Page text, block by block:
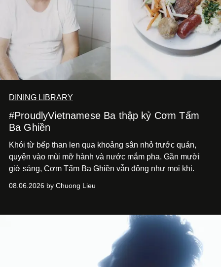
DINING LIBRARY
#ProudlyVietnamese Ba thập kỷ Cơm Tấm
Ba Ghiền
Khói từ bếp than len qua khoảng sân nhỏ trước quán,
quyện vào mùi mỡ hành và nước mắm pha. Gần mười
giờ sáng, Cơm Tấm Ba Ghiền vẫn đông như mọi khi.
08.06.2026 by Chuong Lieu